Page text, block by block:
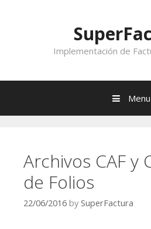
Implementación de
Menu
Archivos CAF y
de Folios
22/06/2016 by SuperFactura